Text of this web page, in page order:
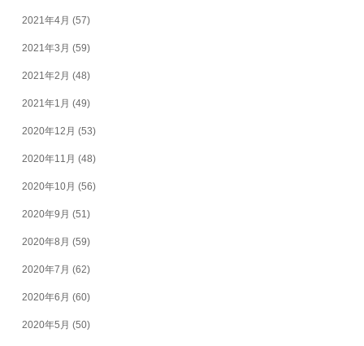
2021年4月 (57)
2021年3月 (59)
2021年2月 (48)
2021年1月 (49)
2020年12月 (53)
2020年11月 (48)
2020年10月 (56)
2020年9月 (51)
2020年8月 (59)
2020年7月 (62)
2020年6月 (60)
2020年5月 (50)